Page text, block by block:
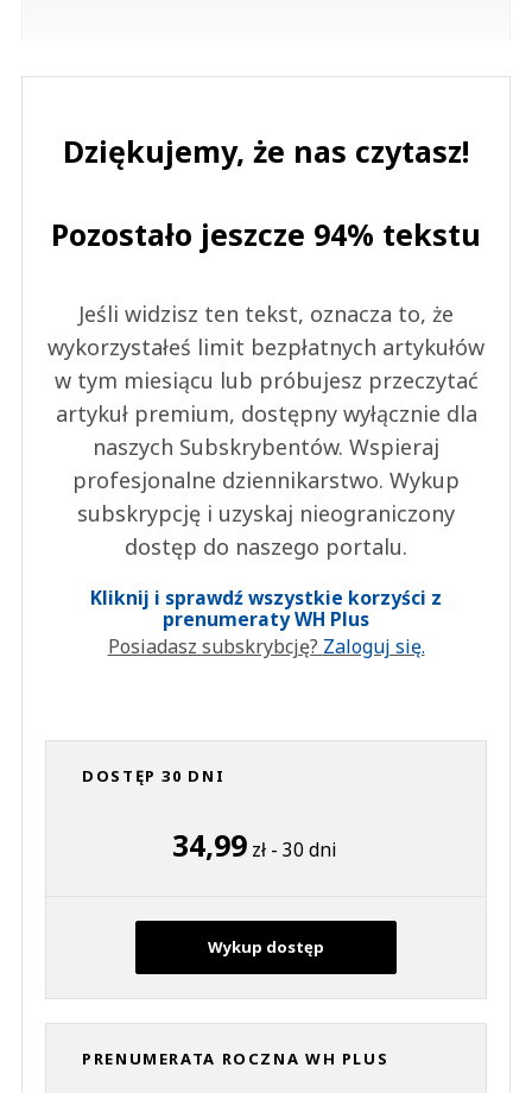
Dziękujemy, że nas czytasz!
Pozostało jeszcze 94% tekstu
Jeśli widzisz ten tekst, oznacza to, że
wykorzystałeś limit bezpłatnych artykułów
w tym miesiącu lub próbujesz przeczytać
artykuł premium, dostępny wyłącznie dla
naszych Subskrybentów. Wspieraj
profesjonalne dziennikarstwo. Wykup
subskrypcję i uzyskaj nieograniczony
dostęp do naszego portalu.
Kliknij i sprawdź wszystkie korzyści z
prenumeraty WH Plus
Posiadasz subskrybcję? Zaloguj się.
DOSTĘP 30 DNI
34,99 zł - 30 dni
Wykup dostęp
PRENUMERATA ROCZNA WH PLUS